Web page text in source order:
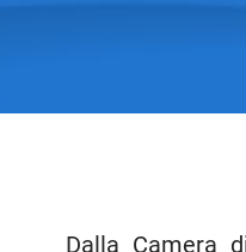
Dalla Camera